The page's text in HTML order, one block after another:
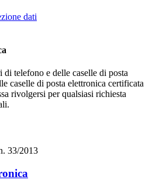
dati
telefono e delle caselle di posta
caselle di posta elettronica certificata
rivolgersi per qualsiasi richiesta
33/2013